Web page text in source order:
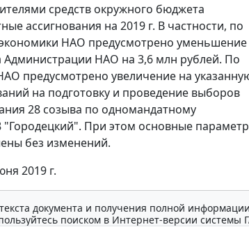
средств окружного бюджета
ассигнования на 2019 г. В частности, по
НАО предусмотрено уменьшение
Администрации НАО на 3,6 млн рублей. По
предусмотрено увеличение на
на подготовку и проведение выборов
28 созыва по одномандатному
"Городецкий". При этом основные
без изменений.
2019 г.
документа и получения полной
поиском в Интернет-версии системы